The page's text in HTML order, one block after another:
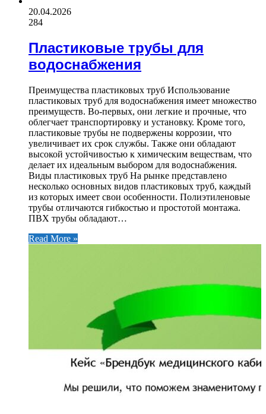
20.04.2026
284
Пластиковые трубы для
водоснабжения
Преимущества пластиковых труб Использование
пластиковых труб для водоснабжения имеет множество
преимуществ. Во-первых, они легкие и прочные, что
облегчает транспортировку и установку. Кроме того,
пластиковые трубы не подвержены коррозии, что
увеличивает их срок службы. Также они обладают
высокой устойчивостью к химическим веществам, что
делает их идеальным выбором для водоснабжения.
Виды пластиковых труб На рынке представлено
несколько основных видов пластиковых труб, каждый
из которых имеет свои особенности. Полиэтиленовые
трубы отличаются гибкостью и простотой монтажа.
ПВХ трубы обладают…
Read More »